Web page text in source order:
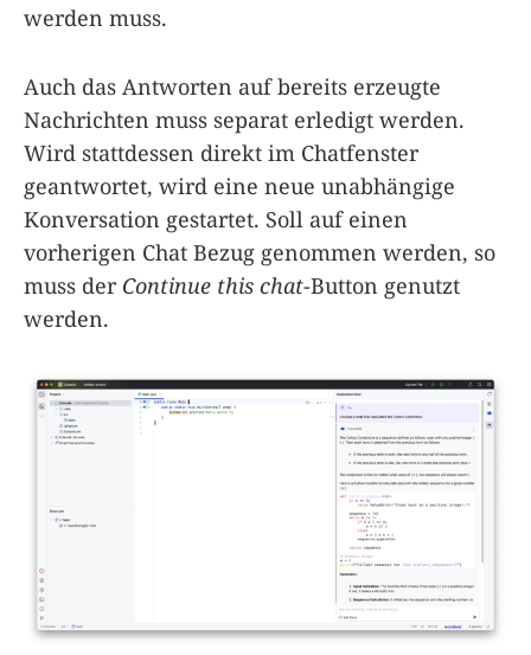
werden muss.
Auch das Antworten auf bereits erzeugte
Nachrichten muss separat erledigt werden.
Wird stattdessen direkt im Chatfenster
geantwortet, wird eine neue unabhängige
Konversation gestartet. Soll auf einen
vorherigen Chat Bezug genommen werden, so
muss der Continue this chat-Button genutzt
werden.